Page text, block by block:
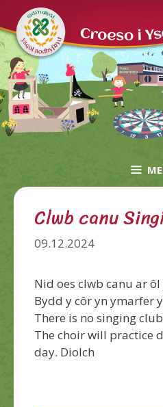
to
content
Clwb canu
09.12.2024
Nid oes clwb canu ar
Bydd y côr yn ymarfer
There is no singing
The choir will practice
day. Diolch